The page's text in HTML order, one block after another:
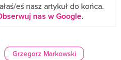
eś nasz artykuł do końca.
nas w Google.
Grzegorz Markowski